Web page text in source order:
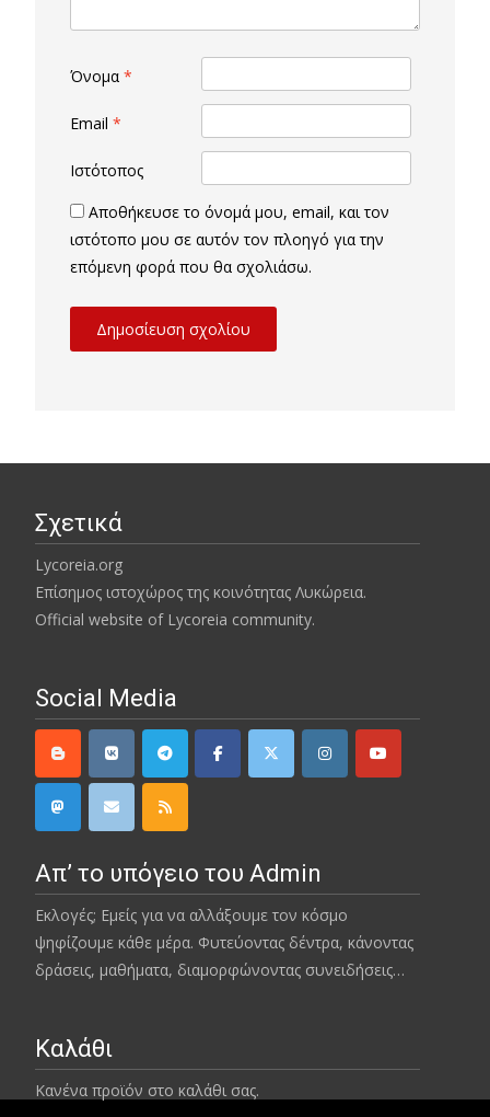
Όνομα *
Email *
Ιστότοπος
Αποθήκευσε το όνομά μου, email, και τον
ιστότοπο μου σε αυτόν τον πλοηγό για την
επόμενη φορά που θα σχολιάσω.
Σχετικά
Lycoreia.org
Επίσημος ιστοχώρος της κοινότητας Λυκώρεια.
Official website of Lycoreia community.
Social Media
Απ’ το υπόγειο του Admin
Εκλογές; Εμείς για να αλλάξουμε τον κόσμο
ψηφίζουμε κάθε μέρα. Φυτεύοντας δέντρα, κάνοντας
δράσεις, μαθήματα, διαμορφώνοντας συνειδήσεις…
Καλάθι
Κανένα προϊόν στο καλάθι σας.